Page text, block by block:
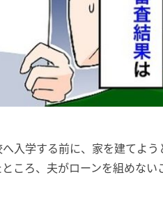
入学する前に、家を建てよ
ころ、夫がローンを組めない